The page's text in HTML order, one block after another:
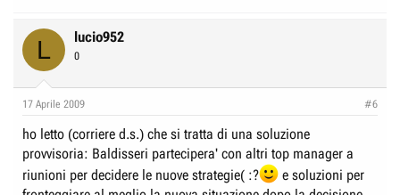
L lucio952
0
17 Aprile 2009 #6
ho letto (corriere d.s.) che si tratta di una soluzione
provvisoria: Baldisseri partecipera' con altri top manager a
riunioni per decidere le nuove strategie( :?
e soluzioni per